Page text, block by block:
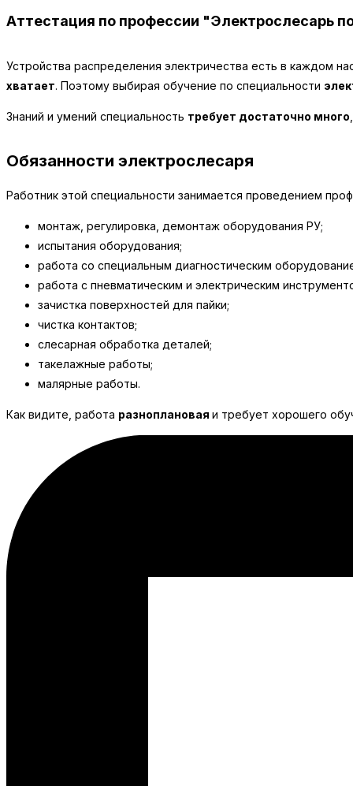
Аттестация по профессии "Электрослесарь
Устройства распределения электричества есть в каждом
хватает. Поэтому выбирая обучение по специальности
Знаний и умений специальность требует достаточно много
Обязанности электрослесаря
Работник этой специальности занимается проведением
монтаж, регулировка, демонтаж оборудования РУ;
испытания оборудования;
работа со специальным диагностическим
работа с пневматическим и электрическим
зачистка поверхностей для пайки;
чистка контактов;
слесарная обработка деталей;
такелажные работы;
малярные работы.
Как видите, работа разноплановая и требует хорошего